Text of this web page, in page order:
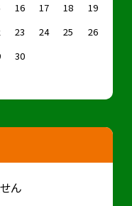
16 17 18
19
23 24 25
26
30
ん